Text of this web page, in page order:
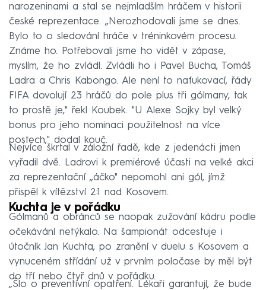
narozeninami a stal se nejmladším hráčem v historii
české reprezentace. „Nerozhodovali jsme se dnes.
Bylo to o sledování hráče v tréninkovém procesu.
Známe ho. Potřebovali jsme ho vidět v zápase,
myslím, že ho zvládl. Zvládli ho i Pavel Bucha, Tomáš
Ladra a Chris Kabongo. Ale není to nafukovací, řády
FIFA dovolují 23 hráčů do pole plus tři gólmany, tak
to prostě je," řekl Koubek. "U Alexe Sojky byl velký
bonus pro jeho nominaci použitelnost na více
postech," dodal kouč.
Nejvíce škrtal v záložní řadě, kde z jedenácti jmen
vyřadil dvě. Ladrovi k premiérové účasti na velké akci
za reprezentační „áčko" nepomohl ani gól, jímž
přispěl k vítězství 2:1 nad Kosovem.
Kuchta je v pořádku
Gólmanů a obránců se naopak zužování kádru podle
očekávání netýkalo. Na šampionát odcestuje i
útočník Jan Kuchta, po zranění v duelu s Kosovem a
vynuceném střídání už v prvním poločase by měl být
do tří nebo čtyř dnů v pořádku.
„Šlo o preventivní opatření. Lékaři garantují, že bude